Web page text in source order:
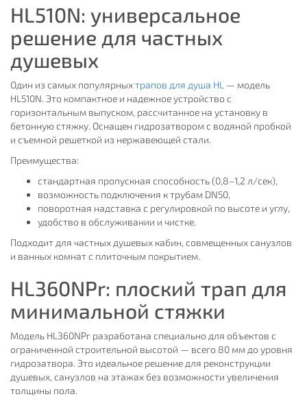
HL510N: универсальное
решение для частных
душевых
Один из самых популярныхтрапов для душа HL — модель
HL510N. Это компактное и надежное устройство с
горизонтальным выпуском, рассчитанное на установку в
бетонную стяжку. Оснащен гидрозатвором с водяной пробкой
и съемной решеткой из нержавеющей стали.
Преимущества:
стандартная пропускная способность (0,8–1,2 л/сек),
возможность подключения к трубам DN50,
поворотная надставка с регулировкой по высоте и углу,
удобство в обслуживании и чистке.
Подходит для частных душевых кабин, совмещенных санузлов
и ванных комнат с плиточным покрытием.
HL360NPr: плоский трап для
минимальной стяжки
Модель HL360NPr разработана специально для объектов с
ограниченной строительной высотой — всего 80 мм до уровня
гидрозатвора. Это идеальное решение для реконструкции
душевых, санузлов на этажах без возможности увеличения
толщины пола.